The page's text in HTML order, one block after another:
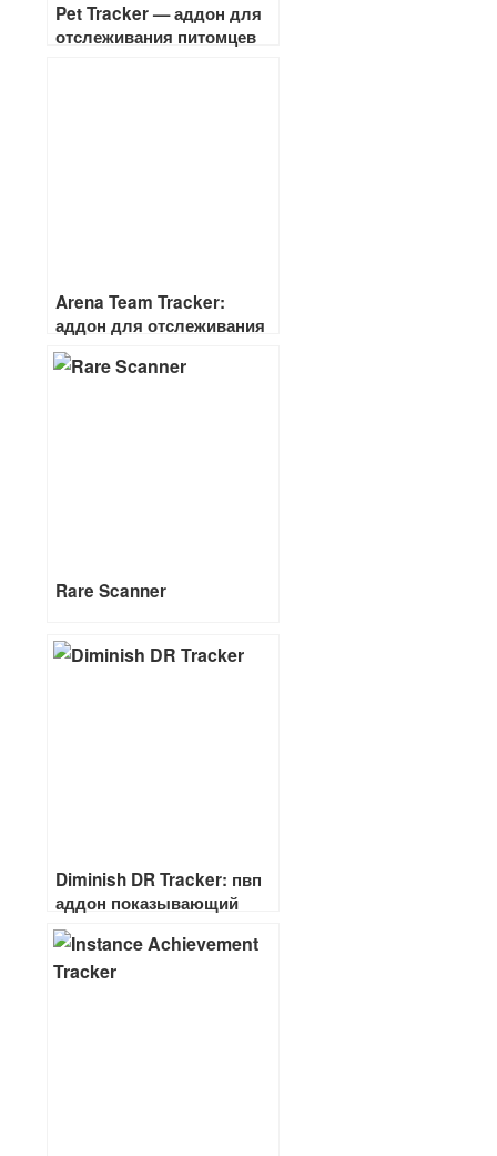
Pet Tracker — аддон для
отслеживания питомцев
Arena Team Tracker:
аддон для отслеживания
КД
Rare Scanner
Diminish DR Tracker: пвп
аддон показывающий
диминишинг способностей